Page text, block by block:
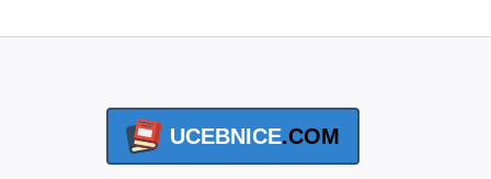
UCEBNICE.COM